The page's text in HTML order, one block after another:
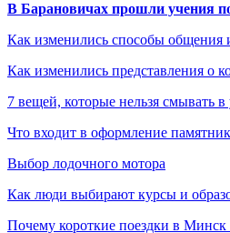
В Барановичах прошли учения
Как изменились способы
Как изменились представления о
7 вещей, которые нельзя смывать в
Что входит в оформление
Выбор лодочного мотора
Как люди выбирают курсы и
Почему короткие поездки в